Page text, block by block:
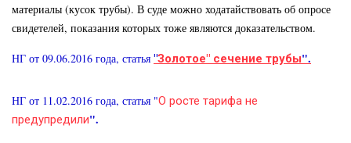
материалы (кусок трубы). В суде можно ходатайствовать об опросе
свидетелей, показания которых тоже являются доказательством.
НГ от 09.06.2016 года, статья "Золотое" сечение трубы".
НГ от 11.02.2016 года, статья "О росте тарифа не
предупредили".